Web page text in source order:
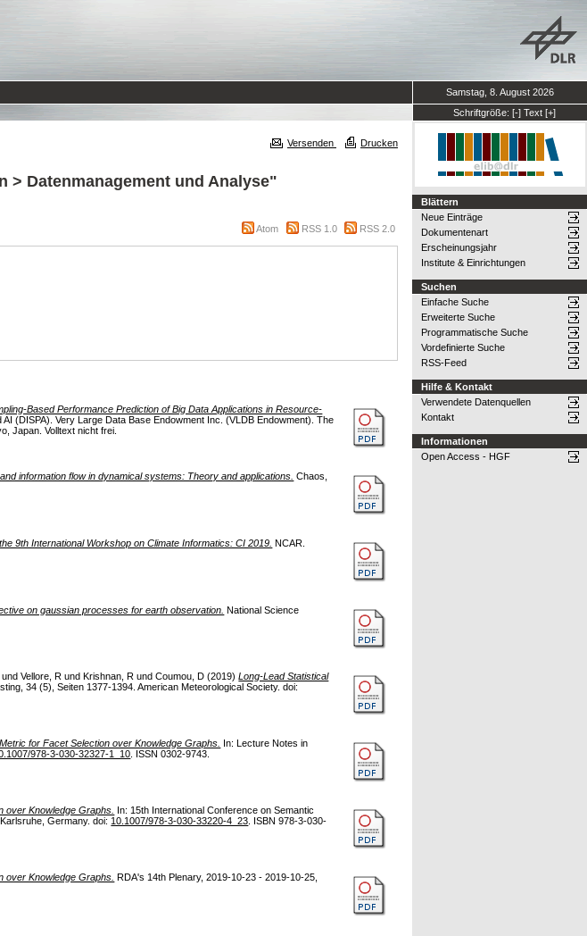
Samstag, 8. August 2026
Schriftgröße: [-] Text [+]
Versenden Drucken
Datenmanagement und Analyse"
Atom RSS 1.0 RSS 2.0
Based Performance Prediction of Big Data Applications in Resource-
(DISPA). Very Large Data Base Endowment Inc. (VLDB Endowment). The
Japan. Volltext nicht frei.
information flow in dynamical systems: Theory and applications. Chaos,
9th International Workshop on Climate Informatics: CI 2019. NCAR.
on gaussian processes for earth observation. National Science
undVellore, R und Krishnan, R undCoumou, D (2019)Long-Lead Statistical
34 (5), Seiten 1377-1394. American Meteorological Society. doi:
for Facet Selection over Knowledge Graphs. In: Lecture Notes in
978-3-030-32327-1_10 . ISSN 0302-9743.
over Knowledge Graphs. In: 15th International Conference on Semantic
Germany. doi: 10.1007/978-3-030-33220-4_23 . ISBN 978-3-030-
over Knowledge Graphs. RDA's 14th Plenary, 2019-10-23 - 2019-10-25,
Blättern
Neue Einträge
Dokumentenart
Erscheinungsjahr
Institute & Einrichtungen
Suchen
Einfache Suche
Erweiterte Suche
Programmatische Suche
Vordefinierte Suche
RSS-Feed
Hilfe & Kontakt
Verwendete Datenquellen
Kontakt
Informationen
Open Access - HGF